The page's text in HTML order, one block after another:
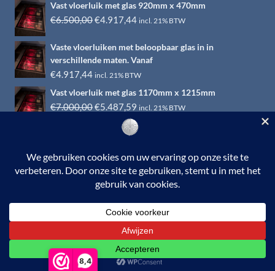
8,4
Vast vloerluik met glas 920mm x 470mm
€6.500,00Oorspronkelijke
was:
€6.500,00.
€4.917,44Huidige
is:
€4.917,44.
incl. 21% BTW
Vaste vloerluiken met beloopbaar glas in in
verschillende maten. Vanaf
€4.917,44 incl. 21% BTW
Vast vloerluik met glas 1170mm x 1215mm
€7.000,00Oorspronkelijke
€5.487,59 Huidige
prijs
is:
incl. 21% BTW
© 2026 RVS-woonwinkel.nl is een onderdeel van HTI-RVS |
BTW nr. NL002145483B31 | KvKnr. 09088773 | NL95
RABO 010.12.95.251 | Web ontwerp:EYE-
GRAPHICSOtterlo.